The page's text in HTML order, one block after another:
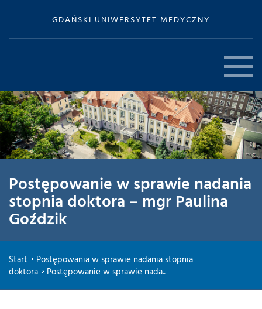
GDAŃSKI UNIWERSYTET MEDYCZNY
Postępowanie w sprawie nadania
stopnia doktora – mgr Paulina
Goździk
Start
Postępowania w sprawie nadania stopnia
doktora
Postępowanie w sprawie nada...